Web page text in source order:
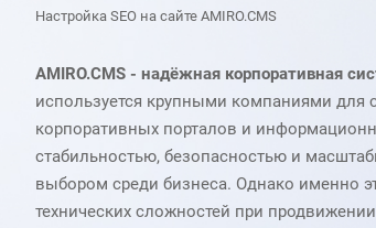
Настройка SEO на сайте AMIRO.CMS
AMIRO.CMS - надёжная корпоративная
используется крупными компаниями для
корпоративных порталов и
стабильностью, безопасностью и
выбором среди бизнеса. Однако именно
технических сложностей при